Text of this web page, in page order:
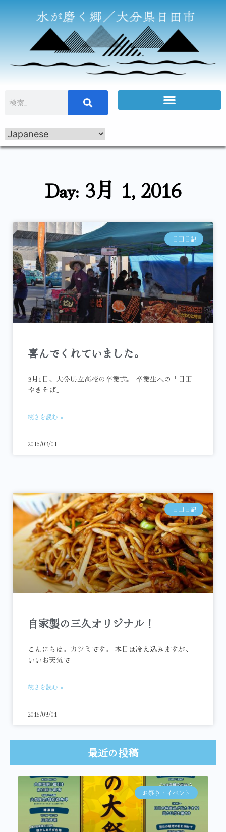
Day: 3月 1, 2016
日田日記
喜んでくれていました。
3月1日、大分県立高校の卒業式。 卒業生への「日田
やきそば」
続きを読む »
2016/03/01
日田日記
自家製の三久オリジナル！
こんにちは。カツミです。 本日は冷え込みますが、
いいお天気で
続きを読む »
2016/03/01
最近の投稿
お祭り・イベント